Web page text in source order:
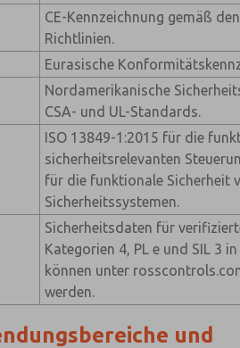
CE-Kennzeichnung gemäß
Richtlinien.
Eurasische
Nordamerikanische
CSA- und UL-Standards.
ISO 13849-1:2015 für die
sicherheitsrelevanten
für die funktionale Sicherheit
Sicherheitssystemen.
Sicherheitsdaten für
Kategorien 4, PL e und SIL 3
können unter
werden.
und